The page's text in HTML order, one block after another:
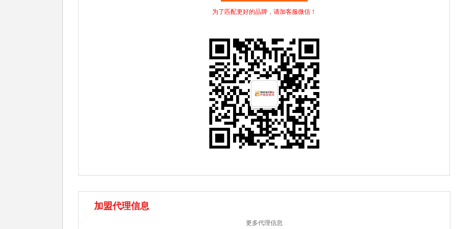
为了匹配更好的品牌，请加客服微信！
加盟代理信息
更多代理信息